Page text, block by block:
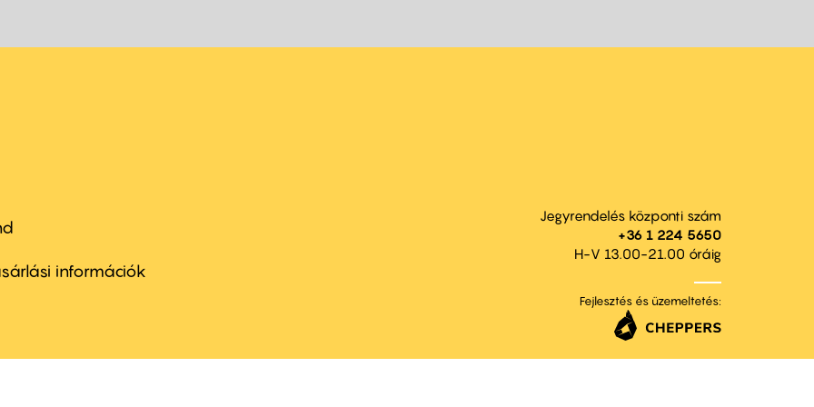
információk
Jegyrendelés központi szám
+36 1 224 5650
H-V 13.00-21.00 óráig
Fejlesztés és üzemeltetés: